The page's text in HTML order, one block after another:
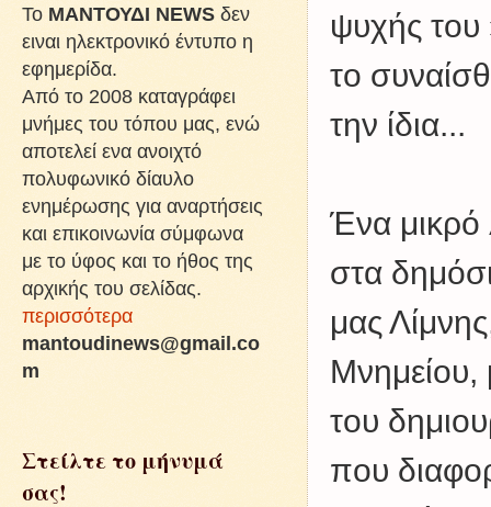
ψυχής του
το
την ίδια...
Ένα μικρό
στα
μας
Μνημείου,
του
που
To ΜΑΝΤΟΥΔΙ NEWS δεν
ειναι ηλεκτρονικό έντυπο η
εφημερίδα.
Από το 2008 καταγράφει
μνήμες του τόπου μας, ενώ
αποτελεί ενα ανοιχτό
πολυφωνικό δίαυλο
ενημέρωσης για αναρτήσεις
και επικοινωνία σύμφωνα
με το ύφος και το ήθος της
αρχικής του σελίδας.
περισσότερα
mantoudinews@gmail.co
m
Στείλτε το μήνυμά
σας!